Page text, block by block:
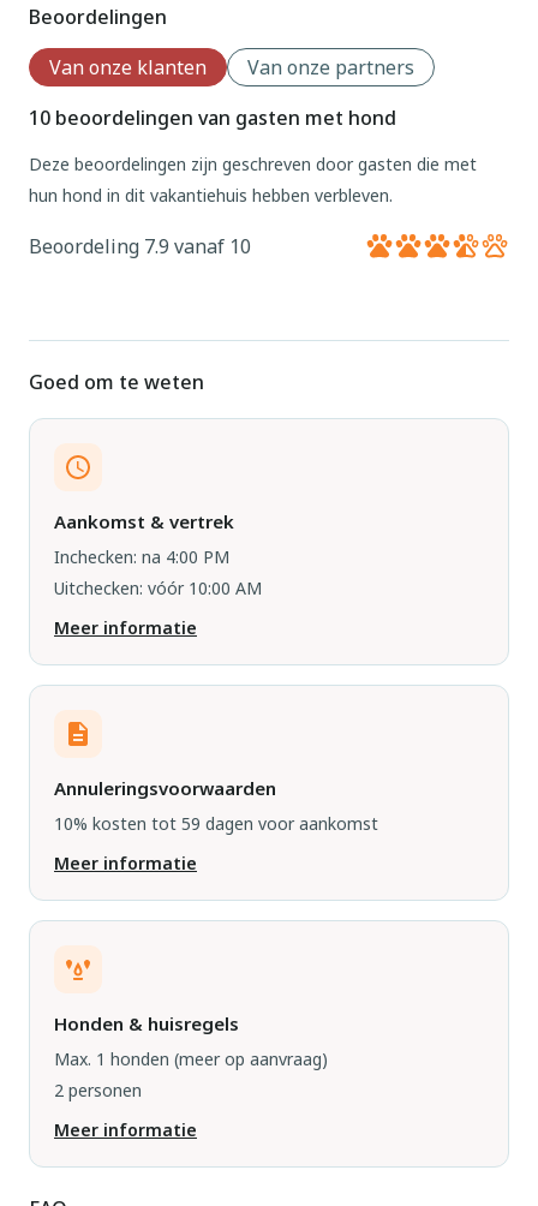
Beoordelingen
Van onze klanten
Van onze partners
10 beoordelingen van gasten met hond
Deze beoordelingen zijn geschreven door gasten die met
hun hond in dit vakantiehuis hebben verbleven.
Beoordeling 7.9 vanaf 10
Goed om te weten
Aankomst & vertrek
Inchecken: na 4:00 PM
Uitchecken: vóór 10:00 AM
Meer informatie
Annuleringsvoorwaarden
10% kosten tot 59 dagen voor aankomst
Meer informatie
Honden & huisregels
Max. 1 honden (meer op aanvraag)
2 personen
Meer informatie